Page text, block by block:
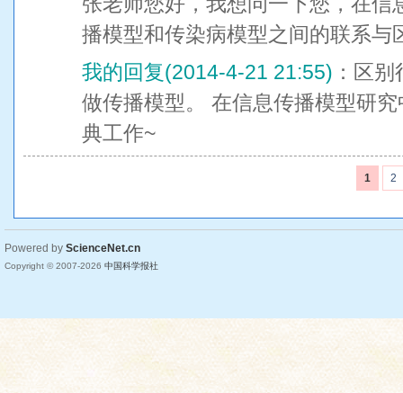
播模型和传染病模型之间的联系与
我的回复(2014-4-21 21:55) ：区
做传播模型。 在信息传播模型研
典工作~
1 2
Powered by ScienceNet.cn
Copyright © 2007-2026 中国科学报社